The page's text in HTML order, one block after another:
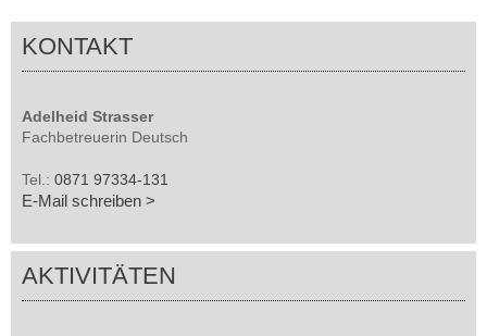
KONTAKT
Adelheid Strasser
Fachbetreuerin Deutsch
Tel.: 0871 97334-131
E-Mail schreiben >
AKTIVITÄTEN